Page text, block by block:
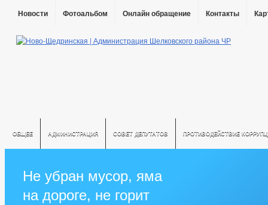
Новости Фотоальбом Онлайн обращение Контакты
ОБЩЕЕ АДМИНИСТРАЦИЯ СОВЕТ ДЕПУТАТОВ ПРОТИВОДЕЙСТВИЕ
Не убран мусор, яма
на дороге, не горит